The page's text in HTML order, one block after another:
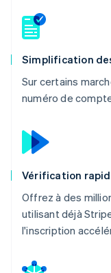
Simplification
Sur certains
numéro de
Vérification
Offrez à des
utilisant déjà
l'inscription